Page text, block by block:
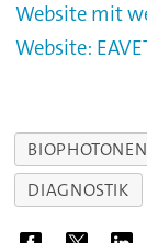
Website mit
Website:
BIOPHOTONEN
DIAGNOSTIK